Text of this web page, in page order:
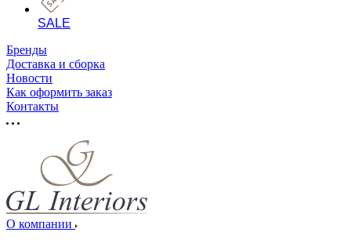
SALE
Бренды
Доставка и сборка
Новости
Как оформить заказ
Контакты
О компании